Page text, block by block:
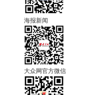
海报新闻
大众网官方微信